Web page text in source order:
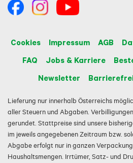
Cookies Impressum AGB
FAQ
Jobs & Karriere
Newsletter
Lieferung nur innerhalb Österreichs
aller Steuern und Abgaben.
gerundet. Stattpreise sind unsere
im jeweils angegebenen Zeitraum bzw.
Abgabe erfolgt nur in ganzen
Haushaltsmengen. Irrtümer, Satz- und